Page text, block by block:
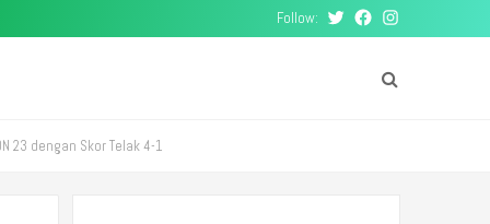
Follow: TwitterFacebookInstagram
23 dengan Skor Telak 4-1